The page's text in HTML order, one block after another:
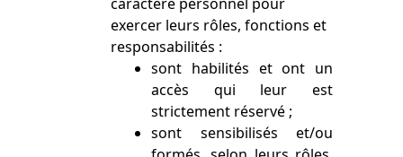
exercer leurs rôles, fonctions et
responsabilités :
sont habilités et ont un
accès qui leur est
strictement réservé ;
sont sensibilisés et/ou